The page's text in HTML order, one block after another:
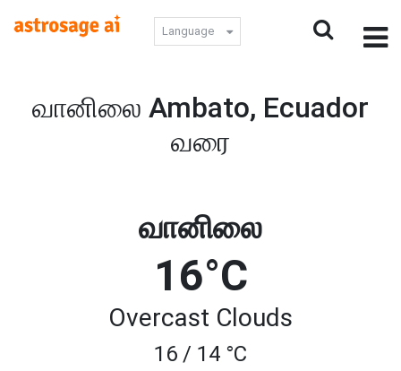
Language
வானிலை Ambato, Ecuador
வரை
வானிலை
16°C
Overcast Clouds
16 / 14 °C